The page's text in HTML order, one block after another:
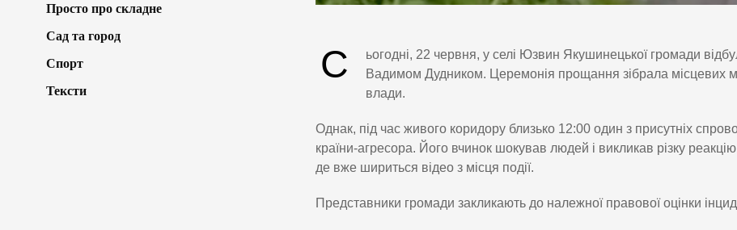
С
ьогодні, 22 червня, у селі Юзвин Якушинецької громади
Вадимом Дудником. Церемонія прощання зібрала місцевих
влади.
Однак, під час живого коридору близько 12:00 один з присутніх
країни-агресора. Його вчинок шокував людей і викликав різку
де вже шириться відео з місця події.
Представники громади закликають до належної правової оцінки
Просто про складне
Сад та город
Спорт
Тексти